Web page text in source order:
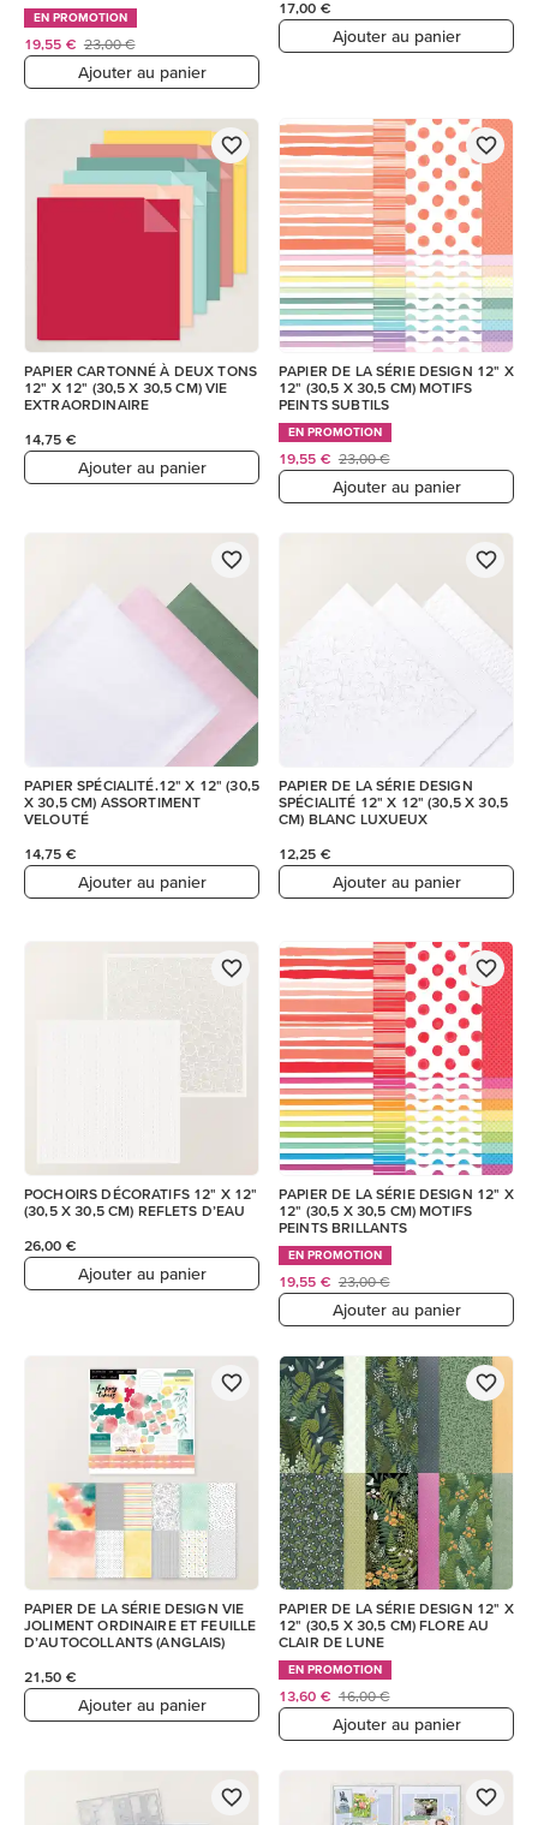
EN PROMOTION
19,55 € 23,00 €
Ajouter au panier
17,00 €
Ajouter au panier
PAPIER CARTONNÉ À DEUX TONS
12" X 12" (30,5 X 30,5 CM) VIE
EXTRAORDINAIRE
14,75 €
Ajouter au panier
PAPIER DE LA SÉRIE DESIGN 12" X
12" (30,5 X 30,5 CM) MOTIFS
PEINTS SUBTILS
EN PROMOTION
19,55 € 23,00 €
Ajouter au panier
PAPIER SPÉCIALITÉ.12" X 12" (30,5
X 30,5 CM) ASSORTIMENT
VELOUTÉ
14,75 €
Ajouter au panier
PAPIER DE LA SÉRIE DESIGN
SPÉCIALITÉ 12" X 12" (30,5 X 30,5
CM) BLANC LUXUEUX
12,25 €
Ajouter au panier
POCHOIRS DÉCORATIFS 12" X 12"
(30,5 X 30,5 CM) REFLETS D’EAU
26,00 €
Ajouter au panier
PAPIER DE LA SÉRIE DESIGN 12" X
12" (30,5 X 30,5 CM) MOTIFS
PEINTS BRILLANTS
EN PROMOTION
19,55 € 23,00 €
Ajouter au panier
PAPIER DE LA SÉRIE DESIGN VIE
JOLIMENT ORDINAIRE ET FEUILLE
D’AUTOCOLLANTS (ANGLAIS)
21,50 €
Ajouter au panier
PAPIER DE LA SÉRIE DESIGN 12" X
12" (30,5 X 30,5 CM) FLORE AU
CLAIR DE LUNE
EN PROMOTION
13,60 € 16,00 €
Ajouter au panier